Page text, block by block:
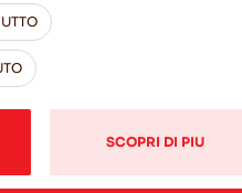
SCOPRI DI PIU